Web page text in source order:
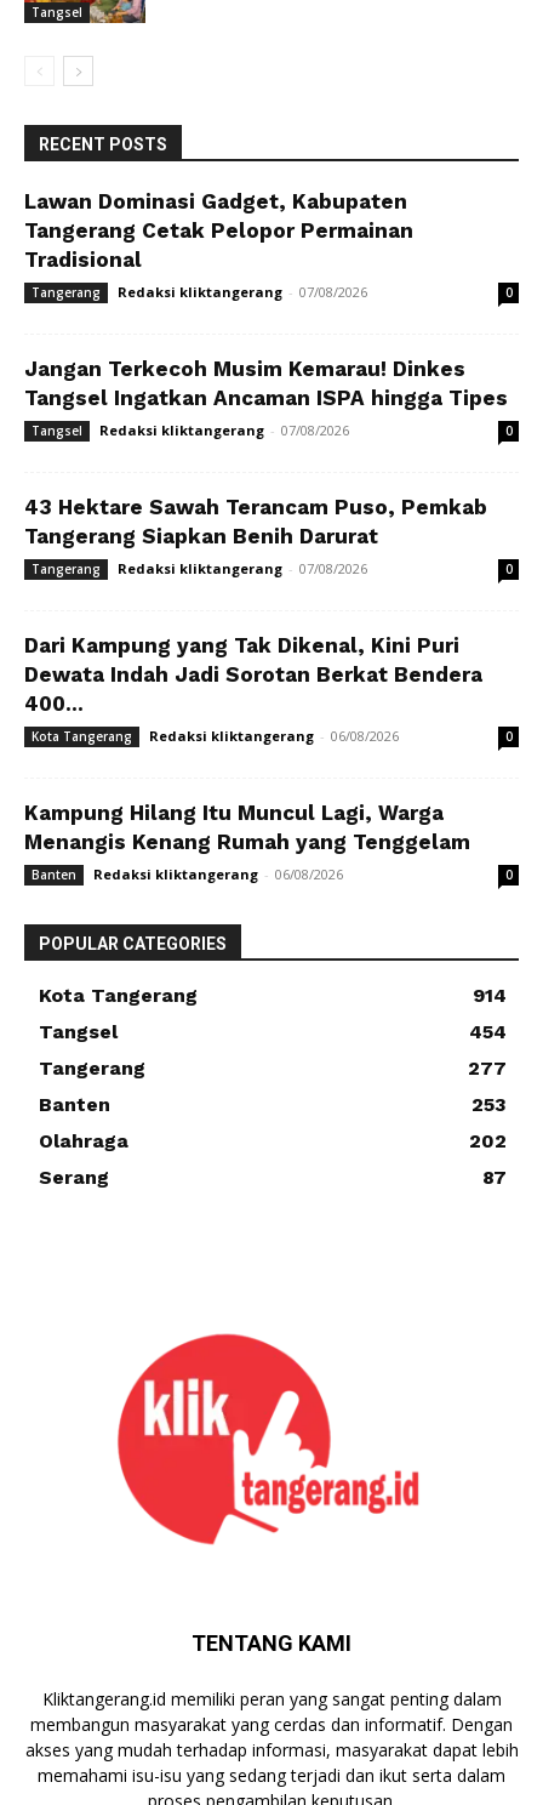
Tangsel
RECENT POSTS
Lawan Dominasi Gadget, Kabupaten
Tangerang Cetak Pelopor Permainan
Tradisional
Tangerang Redaksi kliktangerang - 07/08/2026 0
Jangan Terkecoh Musim Kemarau! Dinkes
Tangsel Ingatkan Ancaman ISPA hingga Tipes
Tangsel Redaksi kliktangerang - 07/08/2026 0
43 Hektare Sawah Terancam Puso, Pemkab
Tangerang Siapkan Benih Darurat
Tangerang Redaksi kliktangerang - 07/08/2026 0
Dari Kampung yang Tak Dikenal, Kini Puri
Dewata Indah Jadi Sorotan Berkat Bendera
400...
Kota Tangerang Redaksi kliktangerang - 06/08/2026 0
Kampung Hilang Itu Muncul Lagi, Warga
Menangis Kenang Rumah yang Tenggelam
Banten Redaksi kliktangerang - 06/08/2026 0
POPULAR CATEGORIES
Kota Tangerang
914
Tangsel
454
Tangerang
277
Banten
253
Olahraga
202
Serang
87
TENTANG KAMI
Kliktangerang.id memiliki peran yang sangat penting dalam
membangun masyarakat yang cerdas dan informatif. Dengan
akses yang mudah terhadap informasi, masyarakat dapat lebih
memahami isu-isu yang sedang terjadi dan ikut serta dalam